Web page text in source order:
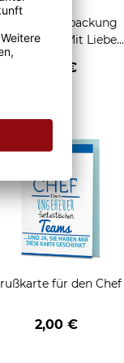
Tassen - Mit Liebe
2,95 €
für den Chef
2,00 €